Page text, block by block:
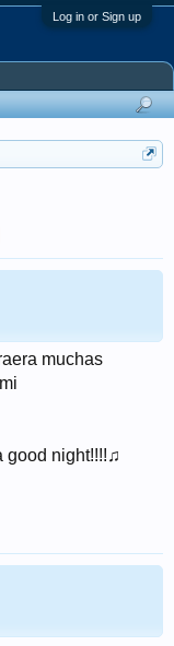
Log in or Sign up
muchas
good night!!!!♫